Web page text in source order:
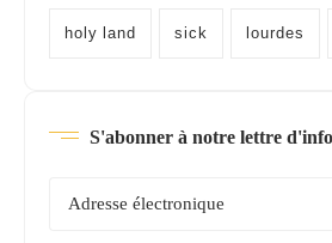
holy land sick lourdes
S'abonner à notre lettre